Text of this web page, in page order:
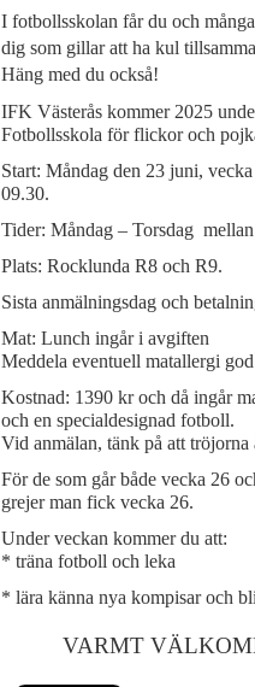
I fotbollsskolan får du och
dig som gillar att ha kul
Häng med du också!
IFK Västerås kommer 2025
Fotbollsskola för flickor och
Start: Måndag den 23 juni,
09.30.
Tider: Måndag – Torsdag
Plats: Rocklunda R8 och R9.
Sista anmälningsdag och
Mat: Lunch ingår i avgiften
Meddela eventuell matallergi
Kostnad: 1390 kr och då ingår
och en specialdesignad fotboll.
Vid anmälan, tänk på att
För de som går både vecka 26
grejer man fick vecka 26.
Under veckan kommer du att:
* träna fotboll och leka
* lära känna nya kompisar och
VARMT